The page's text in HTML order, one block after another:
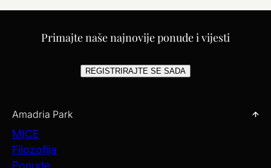
Primajte naše najnovije ponude i vijesti
REGISTRIRAJTE SE SADA
Amadria Park
MICE
Filozofija
Ponude